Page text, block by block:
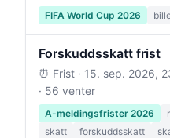
FIFA World Cup 2026
Forskuddsskatt frist
⏰ Frist · 15. sep. 2026,
· 56 venter
A-meldingsfrister 2026
skatt
forskuddsskatt